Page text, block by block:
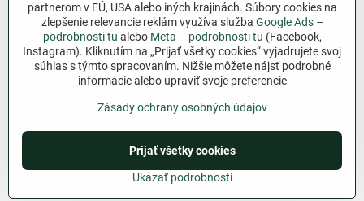
Sme slovenský e-shop bez dotácií​. Fungujeme len
vďaka vám – ľuďom, ktorí veria v poctivú prácu a
lásku k pôde​. Každý nákup na Jutro​.sk nám pomáha
pokračovať v tom, čo má zmysel – pomáhať
záhradkárom zadarmo a srdcom​.
©2026Copyright
Predvoľby súkromiaZásady ochrany osobných údajov
Podmienky používania
Vytvorené pomocou:BiznisWeb.sk
partnerom v EÚ, USA alebo iných krajinách. Súbory cookies na
zlepšenie relevancie reklám využíva služba Google Ads –
podrobnosti tu alebo Meta – podrobnosti tu (Facebook,
Instagram). Kliknutím na „Prijať všetky cookies“ vyjadrujete svoj
súhlas s týmto spracovaním. Nižšie môžete nájsť podrobné
informácie alebo upraviť svoje preferencie
Zásady ochrany osobných údajov
Ukázať podrobnosti
Prijať všetky cookies